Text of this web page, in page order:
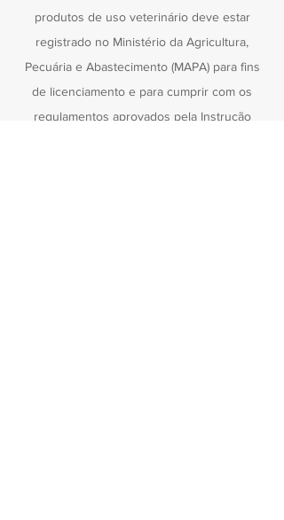
produtos de uso veterinário deve estar
registrado no Ministério da Agricultura,
Pecuária e Abastecimento (MAPA) para fins
de licenciamento e para cumprir com os
regulamentos aprovados pela Instrução